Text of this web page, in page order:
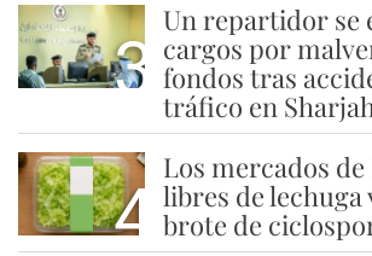
3
Un repartidor se
cargos por
fondos tras
tráfico en
4
Los mercados
libres de lechuga
brote de